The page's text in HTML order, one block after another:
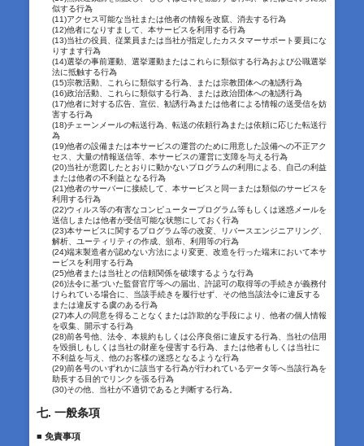
似する行為
(11)アクセス可能な当社または他者の情報を改竄、消去する行為
(12)他者になりすまして、本サービスを利用する行為
(13)当社の役員、従業員または当社が指定したカスタマーサポート要員にな
りすます行為
(14)選挙の事前運動、選挙運動またはこれらに類似する行為および公職選挙
法に抵触する行為
(15)宗教活動、これらに類似する行為、または宗教団体への勧誘行為
(16)政治活動、これらに類似する行為、または政治団体への勧誘行為
(17)他者に対する広告、宣伝、勧誘行為または他者による情報の送受信を妨
害する行為
(18)チェーンメールの転送行為、転送の依頼行為または依頼に応じた転送行
為
(19)他者の設備または本サービスの運営のために用意した設備への不正アク
セス、大量の情報送信等、本サービスの運営に支障を与える行為
(20)当社が意図したとおりに動かないプログラムの利用による、自己の利益
または他者の不利益となる行為
(21)他者のサーバーに接続して、本サービスと同一または類似のサービスを
利用する行為
(22)ウィルス等の有害なコンピュータープログラム等もしくは迷惑メールを
送信しまたは他者が受信可能な状態にしておく行為
(23)本サービスに関するプログラム等の改変、リバースエンジニアリング、
解析、ユーティリティの作成、頒布、利用等の行為
(24)端末製造者が認めない方法により変更、改造を行った端末において本サ
ービスを利用する行為
(25)他者または当社との信頼関係を破壊するような行為
(26)法令に基づいた監督官庁等への届出、許認可の取得等の手続きが義務付
けられている場合に、当該手続きを履行せず、その他当該法令に違反する
または違反する虞のある行為
(27)本人の同意を得ることなくまたは詐欺的な手段により、他者の個人情報
を収集、開示する行為
(28)前各号他、法令、本規約もしくは公序良俗に違反する行為、当社の信用
を毀損しもしくは当社の財産を侵害する行為、または他者もしくは当社に
不利益を与え、他のお客様の迷惑となるような行為
(29)前各号のいずれかに該当する行為が行われているデータ等へ当該行為を
助長する目的でリンクを張る行為
(30)その他、当社が不適切であると判断する行為。
七. 一般条項
■ 免責事項